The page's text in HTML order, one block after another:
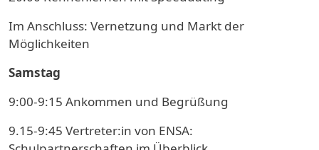
Im Anschluss: Vernetzung und Markt der
Möglichkeiten
Samstag
9:00-9:15 Ankommen und Begrüßung
9.15-9:45 Vertreter:in von ENSA: